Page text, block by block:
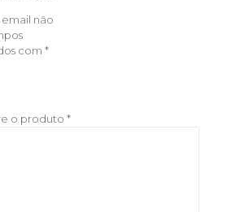
não
com *
o produto *